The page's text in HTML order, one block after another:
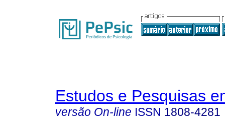
Estudos e Pesquisas
versão On-line ISSN 1808-4281